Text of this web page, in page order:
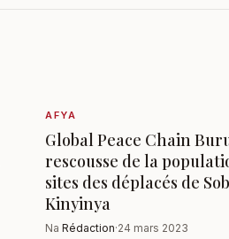
AFYA
Global Peace Chain
rescousse de la
sites des déplacés de
Kinyinya
Na Rédaction·24 mars 2023